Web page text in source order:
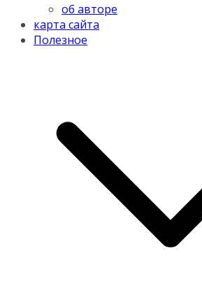
об авторе
карта сайта
Полезное